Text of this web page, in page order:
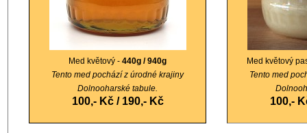
Med květový -440g / 940g
Tento med pochází z úrodné krajiny
Dolnooharské tabule.
100,- Kč / 190,- Kč
Med květový
Tento med
100,-